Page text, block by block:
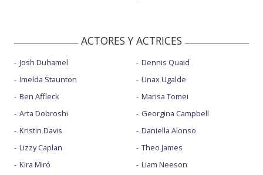
ACTORES Y ACTRICES
Josh Duhamel
Imelda Staunton
Ben Affleck
Arta Dobroshi
Kristin Davis
Lizzy Caplan
Kira Miró
Dennis Quaid
Unax Ugalde
Marisa Tomei
Georgina Campbell
Daniella Alonso
Theo James
Liam Neeson